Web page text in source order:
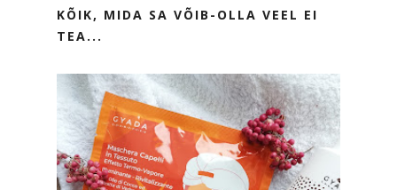
KÕIK, MIDA SA VÕIB-OLLA VEEL EI
TEA...